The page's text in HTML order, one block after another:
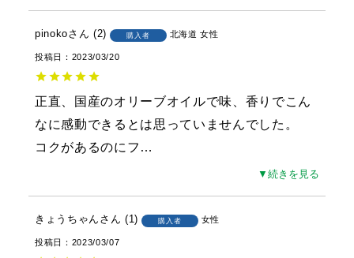
pinoko 2 購入者 北海道 女性
投稿日 2023/03/20
正直、国産のオリーブオイルで味、香りでこん
なに感動できるとは思っていませんでした。
コクがあるのにフ …
▼続きを見る
きょうちゃん 1 購入者 女性
投稿日 2023/03/07